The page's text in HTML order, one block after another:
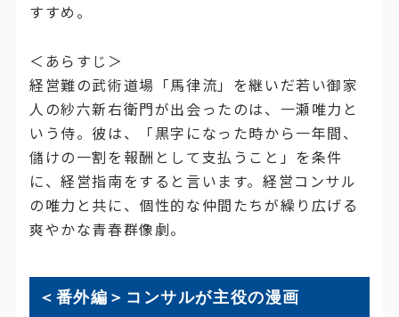
すすめ。
＜あらすじ＞
経営難の武術道場「馬律流」を継いだ若い御家
人の紗六新右衛門が出会ったのは、一瀬唯力と
いう侍。彼は、「黒字になった時から一年間、
儲けの一割を報酬として支払うこと」を条件
に、経営指南をすると言います。経営コンサル
の唯力と共に、個性的な仲間たちが繰り広げる
爽やかな青春群像劇。
＜番外編＞ コンサルが主役の漫画